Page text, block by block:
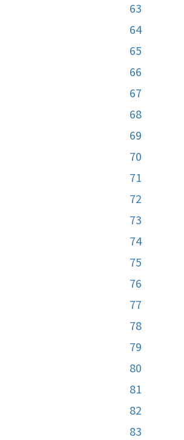
63
64
65
66
67
68
69
70
71
72
73
74
75
76
77
78
79
80
81
82
83